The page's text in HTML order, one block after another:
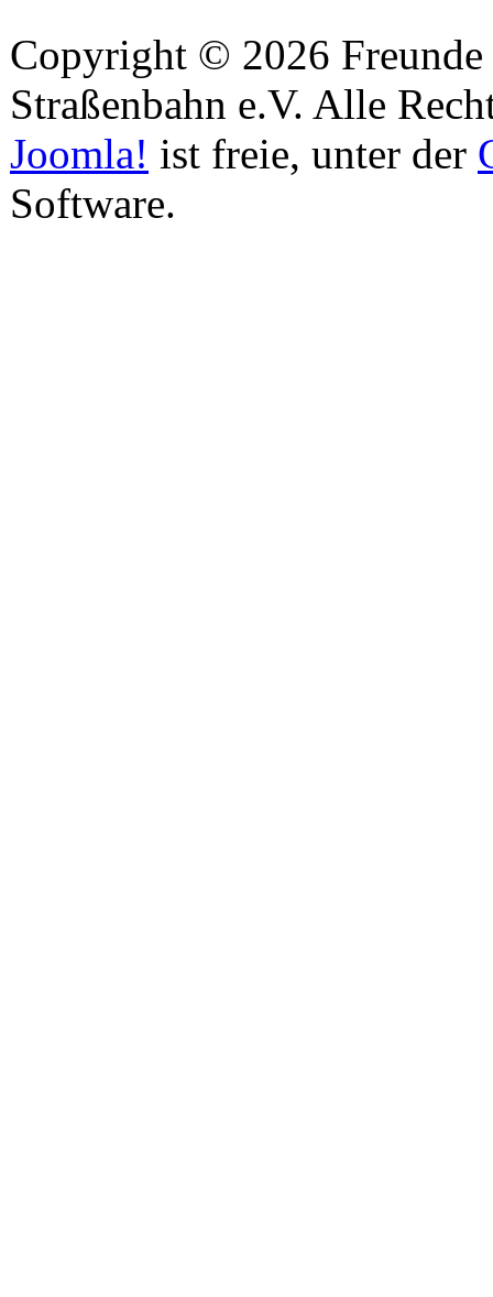
Copyright © 2026
Straßenbahn e.V. Alle
Joomla! ist freie, unter der
Software.